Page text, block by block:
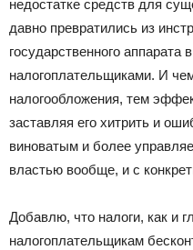
недостатке средств для
давно превратились из
государственного аппарата
налогоплательщиками. И
налогообложения, тем
заставляя его хитрить и
виноватым и более
властью вообще, и с
Добавлю, что налоги, как и
налогоплательщикам